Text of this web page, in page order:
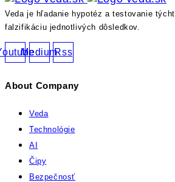
Veda je hľadanie hypotéz a testovanie
falzifikáciu jednotlivých dôsledkov.
MediumRss
About Company
Veda
Technológie
AI
Čipy
Bezpečnosť